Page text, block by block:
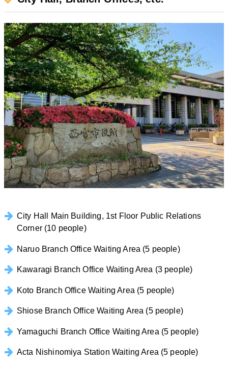
City Hall Main Building, 1st Floor Public Relations
Corner (10 people)
Naruo Branch Office Waiting Area (5 people)
Kawaragi Branch Office Waiting Area (3 people)
Koto Branch Office Waiting Area (5 people)
Shiose Branch Office Waiting Area (5 people)
Yamaguchi Branch Office Waiting Area (5 people)
Acta Nishinomiya Station Waiting Area (5 people)